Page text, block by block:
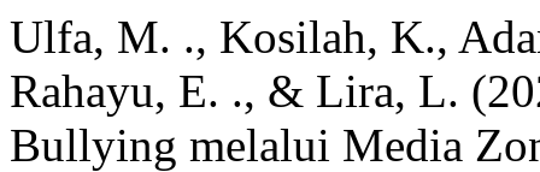
Ulfa, M. ., Kosilah, K.,
Rahayu, E. ., & Lira, L.
Bullying melalui Media